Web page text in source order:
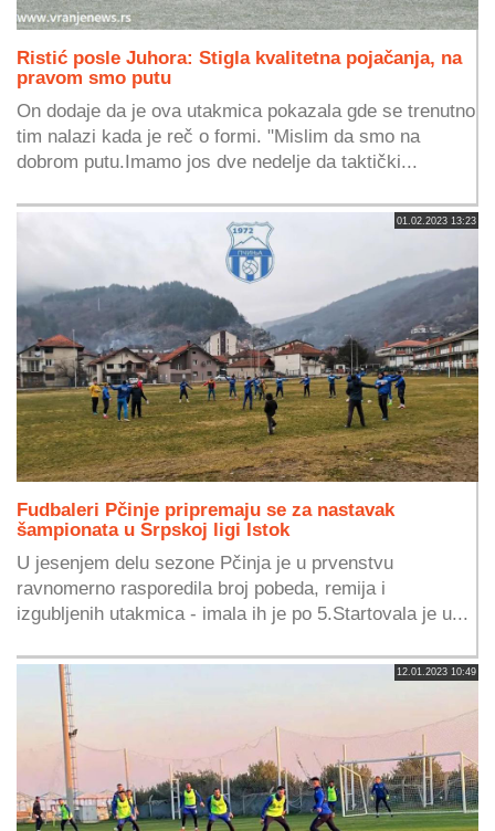
Ristić posle Juhora: Stigla kvalitetna pojačanja, na
pravom smo putu
On dodaje da je ova utakmica pokazala gde se trenutno
tim nalazi kada je reč o formi. "Mislim da smo na
dobrom putu.Imamo jos dve nedelje da taktički...
01.02.2023 13:23
Fudbaleri Pčinje pripremaju se za nastavak
šampionata u Srpskoj ligi Istok
U jesenjem delu sezone Pčinja je u prvenstvu
ravnomerno rasporedila broj pobeda, remija i
izgubljenih utakmica - imala ih je po 5.Startovala je u...
12.01.2023 10:49